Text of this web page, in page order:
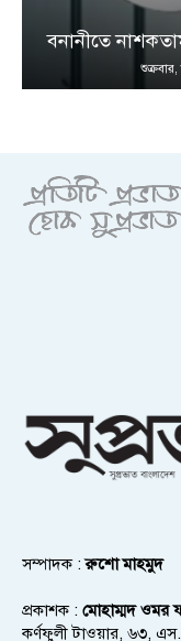
বনানীতে
সম্পাদক :রুশো মাহমুদ
প্রকাশক : মোহাম্মদ ওমর
কর্ণফুলী টাওয়ার, ৬৩,